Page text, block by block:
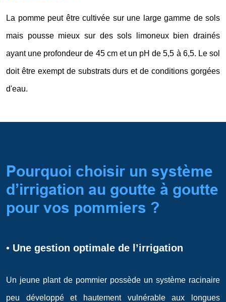
La pomme peut être cultivée sur une large gamme de sols
mais pousse mieux sur des sols limoneux bien drainés
ayant une profondeur de 45 cm et un pH de 5,5 à 6,5. Le sol
doit être exempt de substrats durs et de conditions gorgées
d'eau.
Pourquoi choisir un système
d’irrigation au goutte à goutte
pour vos pommiers ?
• Une gestion optimale de l’irrigation
Un jeune plant de pommier possède un système racinaire
peu développé et hautement vulnérable aux longues